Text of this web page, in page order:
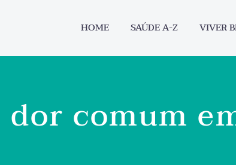
HOME SAÚDE A-Z VIVER
comum